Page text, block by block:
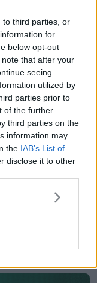
to third parties, or
for
below opt-out
that after your
seeing
utilized by
parties prior to
of the further
third parties on the
information may
the IAB’s List of
disclose it to other
Feyenoord vs